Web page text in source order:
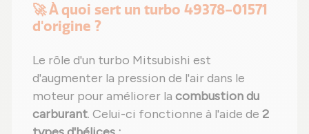
🚀 À quoi sert un turbo 49378-01571
d'origine ?
Le rôle d'un turbo Mitsubishi est
d'augmenter la pression de l'air dans le
moteur pour améliorer la combustion du
carburant. Celui-ci fonctionne à l'aide de 2